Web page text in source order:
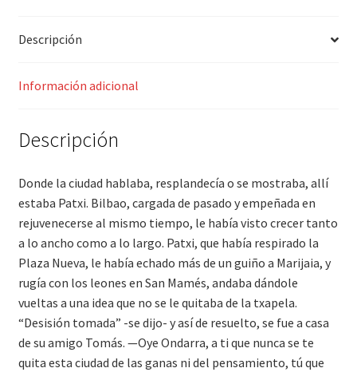
Descripción
Información adicional
Descripción
Donde la ciudad hablaba, resplandecía o se mostraba, allí
estaba Patxi. Bilbao, cargada de pasado y empeñada en
rejuvenecerse al mismo tiempo, le había visto crecer tanto
a lo ancho como a lo largo. Patxi, que había respirado la
Plaza Nueva, le había echado más de un guiño a Marijaia, y
rugía con los leones en San Mamés, andaba dándole
vueltas a una idea que no se le quitaba de la txapela.
“Desisión tomada” -se dijo- y así de resuelto, se fue a casa
de su amigo Tomás. —Oye Ondarra, a ti que nunca se te
quita esta ciudad de las ganas ni del pensamiento, tú que